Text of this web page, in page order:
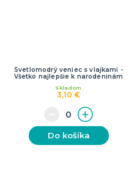
Svetlomodrý veniec s vlajkami -
Všetko najlepšie k narodeninám
3,10 €
Skladom
Do košíka